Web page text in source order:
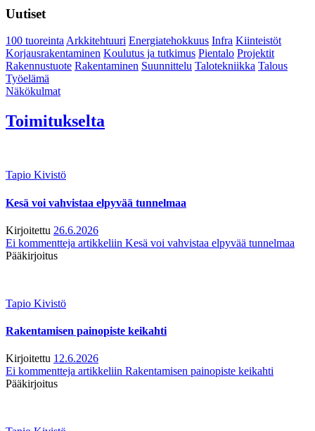
Uutiset
100 tuoreintaArkkitehtuuri Energiatehokkuus Infra Kiinteistöt
Korjausrakentaminen Koulutus ja tutkimus Pientalo Projektit
Rakennustuote Rakentaminen Suunnittelu Talotekniikka Talous
Työelämä
Näkökulmat
Toimitukselta
Tapio Kivistö
Kesä voi vahvistaa elpyvää tunnelmaa
Kirjoitettu 26.6.2026
Ei kommentteja artikkeliin Kesä voi vahvistaa elpyvää tunnelmaa
Pääkirjoitus
Tapio Kivistö
Rakentamisen painopiste keikahti
Kirjoitettu 12.6.2026
Ei kommentteja artikkeliin Rakentamisen painopiste keikahti
Pääkirjoitus